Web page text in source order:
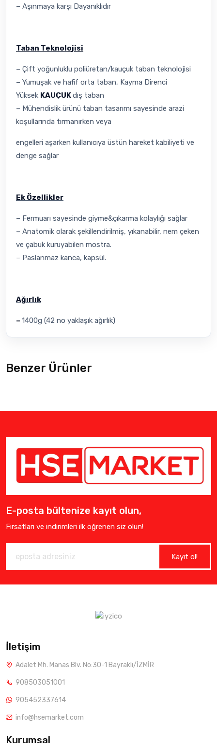
– Aşınmaya karşı Dayanıklıdır
Taban Teknolojisi
– Çift yoğunluklu poliüretan/kauçuk taban teknolojisi
– Yumuşak ve hafif orta taban, Kayma Direnci
Yüksek KAUÇUKdış taban
– Mühendislik ürünü taban tasarımı sayesinde arazi
koşullarında tırmanırken veya
engelleri aşarken kullanıcıya üstün hareket kabiliyeti ve
denge sağlar
Ek Özellikler
– Fermuarı sayesinde giyme&çıkarma kolaylığı sağlar
– Anatomik olarak şekillendirilmiş, yıkanabilir, nem çeken
ve çabuk kuruyabilen mostra.
– Paslanmaz kanca, kapsül.
Ağırlık
– 1400g (42 no yaklaşık ağırlık)
Benzer Ürünler
E-posta bültenize kayıt olun,
Fırsatları ve indirimleri ilk öğrenen siz olun!
Kayıt ol!
İletişim
Adalet Mh. Manas Blv. No:30-1 Bayraklı/İZMİR
908503051001
905452337614
info@hsemarket.com
Kurumsal